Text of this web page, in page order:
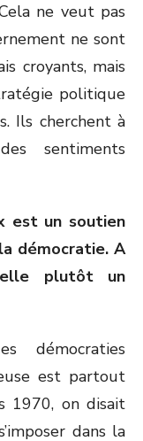
ne veut pas
ne sont
croyants, mais
politique
Ils cherchent à
sentiments
est un soutien
démocratie. A
plutôt un
démocraties
est partout
1970, on disait
dans la